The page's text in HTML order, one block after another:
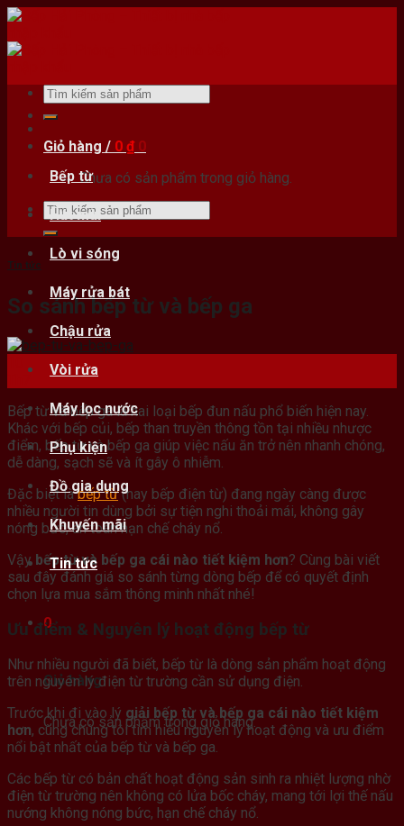
Skip
content
Bếp từ
Hút mùi
Lò vi sóng
Máy rửa bát
Chậu rửa
Vòi rửa
Máy lọc nước
Phụ kiện
Đồ gia dụng
Khuyến mãi
Tin tức
0
Giỏ hàng
Chưa có sản phẩm trong giỏ hàng.
Tìm
kiếm:
Giỏ hàng / 0 ₫ 0
Chưa có sản phẩm trong giỏ hàng.
Tìm
kiếm:
Tin tức
So sánh bếp từ và bếp ga
Bếp từ và bếp ga là hai loại bếp đun nấu phổ biến hiện nay.
Khác với bếp củi, bếp than truyền thông tồn tại nhiều nhược
điểm, bếp từ và bếp ga giúp việc nấu ăn trở nên nhanh chóng,
dễ dàng, sạch sẽ và ít gây ô nhiễm.
Đặc biệt làbếp từ(hay bếp điện từ) đang ngày càng được
nhiều người tin dùng bởi sự tiện nghi thoải mái, không gây
nóng bức, an toàn hạn chế cháy nổ.
Vậy bếp từ và bếp ga cái nào tiết kiệm hơn? Cùng bài viết
sau đây đánh giá so sánh từng dòng bếp để có quyết định
chọn lựa mua sắm thông minh nhất nhé!
Ưu điểm & Nguyên lý hoạt động bếp từ
Như nhiều người đã biết, bếp từ là dòng sản phẩm hoạt động
trên nguyên lý điện từ trường cần sử dụng điện.
Trước khi đi vào lý giải bếp từ và bếp ga cái nào tiết kiệm
hơn, cùng chúng tôi tìm hiểu nguyên lý hoạt động và ưu điểm
nổi bật nhất của bếp từ và bếp ga.
Các bếp từ có bản chất hoạt động sản sinh ra nhiệt lượng nhờ
điện từ trường nên không có lửa bốc cháy, mang tới lợi thế nấu
nướng không nóng bức, hạn chế cháy nổ.